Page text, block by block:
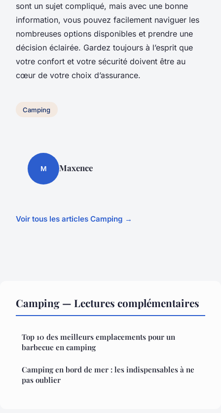
sont un sujet compliqué, mais avec une bonne
information, vous pouvez facilement naviguer les
nombreuses options disponibles et prendre une
décision éclairée. Gardez toujours à l’esprit que
votre confort et votre sécurité doivent être au
cœur de votre choix d’assurance.
Camping
M Maxence
Voir tous les articles Camping →
Camping — Lectures complémentaires
Top 10 des meilleurs emplacements pour un
barbecue en camping
Camping en bord de mer : les indispensables à ne
pas oublier